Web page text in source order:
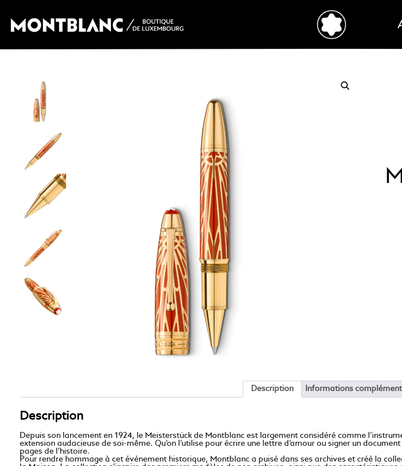
Description Informations
Description
Depuis son lancement en 1924, le Meisterstück de Montblanc est largement considéré comme
extension audacieuse de soi-même. Qu’on l’utilise pour écrire une lettre d’amour ou signer un
pages de l’histoire.
Pour rendre hommage à cet événement historique, Montblanc a puisé dans ses archives et créé la